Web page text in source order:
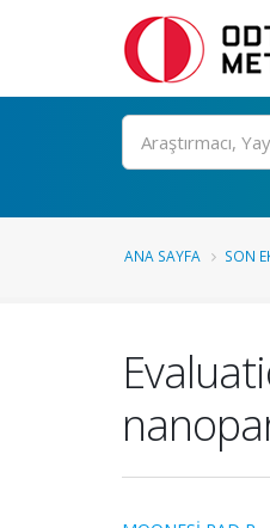
Ara
ANA SAYFA SON